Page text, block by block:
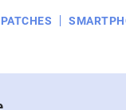
PATCHES